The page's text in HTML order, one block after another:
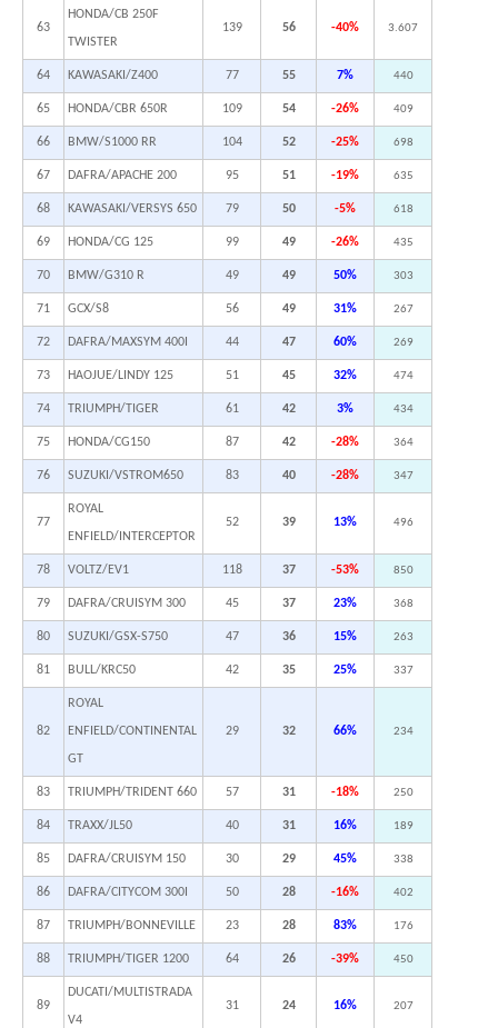
63
HONDA/CB 250F
TWISTER
139 56 -40% 3.607
64 KAWASAKI/Z400 77 55 7% 440
65 HONDA/CBR 650R 109 54 -26% 409
66 BMW/S1000 RR 104 52 -25% 698
67 DAFRA/APACHE 200 95 51 -19% 635
68 KAWASAKI/VERSYS 650 79 50 -5% 618
69 HONDA/CG 125 99 49 -26% 435
70 BMW/G310 R 49 49 50% 303
71 GCX/S8 56 49 31% 267
72 DAFRA/MAXSYM 400I 44 47 60% 269
73 HAOJUE/LINDY 125 51 45 32% 474
74 TRIUMPH/TIGER 61 42 3% 434
75 HONDA/CG150 87 42 -28% 364
76 SUZUKI/VSTROM650 83 40 -28% 347
77
ROYAL
ENFIELD/INTERCEPTOR
52 39 13% 496
78 VOLTZ/EV1 118 37 -53% 850
79 DAFRA/CRUISYM 300 45 37 23% 368
80 SUZUKI/GSX-S750 47 36 15% 263
81 BULL/KRC50 42 35 25% 337
82
ROYAL
ENFIELD/CONTINENTAL
GT
29 32 66% 234
83 TRIUMPH/TRIDENT 660 57 31 -18% 250
84 TRAXX/JL50 40 31 16% 189
85 DAFRA/CRUISYM 150 30 29 45% 338
86 DAFRA/CITYCOM 300I 50 28 -16% 402
87 TRIUMPH/BONNEVILLE 23 28 83% 176
88 TRIUMPH/TIGER 1200 64 26 -39% 450
89
DUCATI/MULTISTRADA
V4
31 24 16% 207